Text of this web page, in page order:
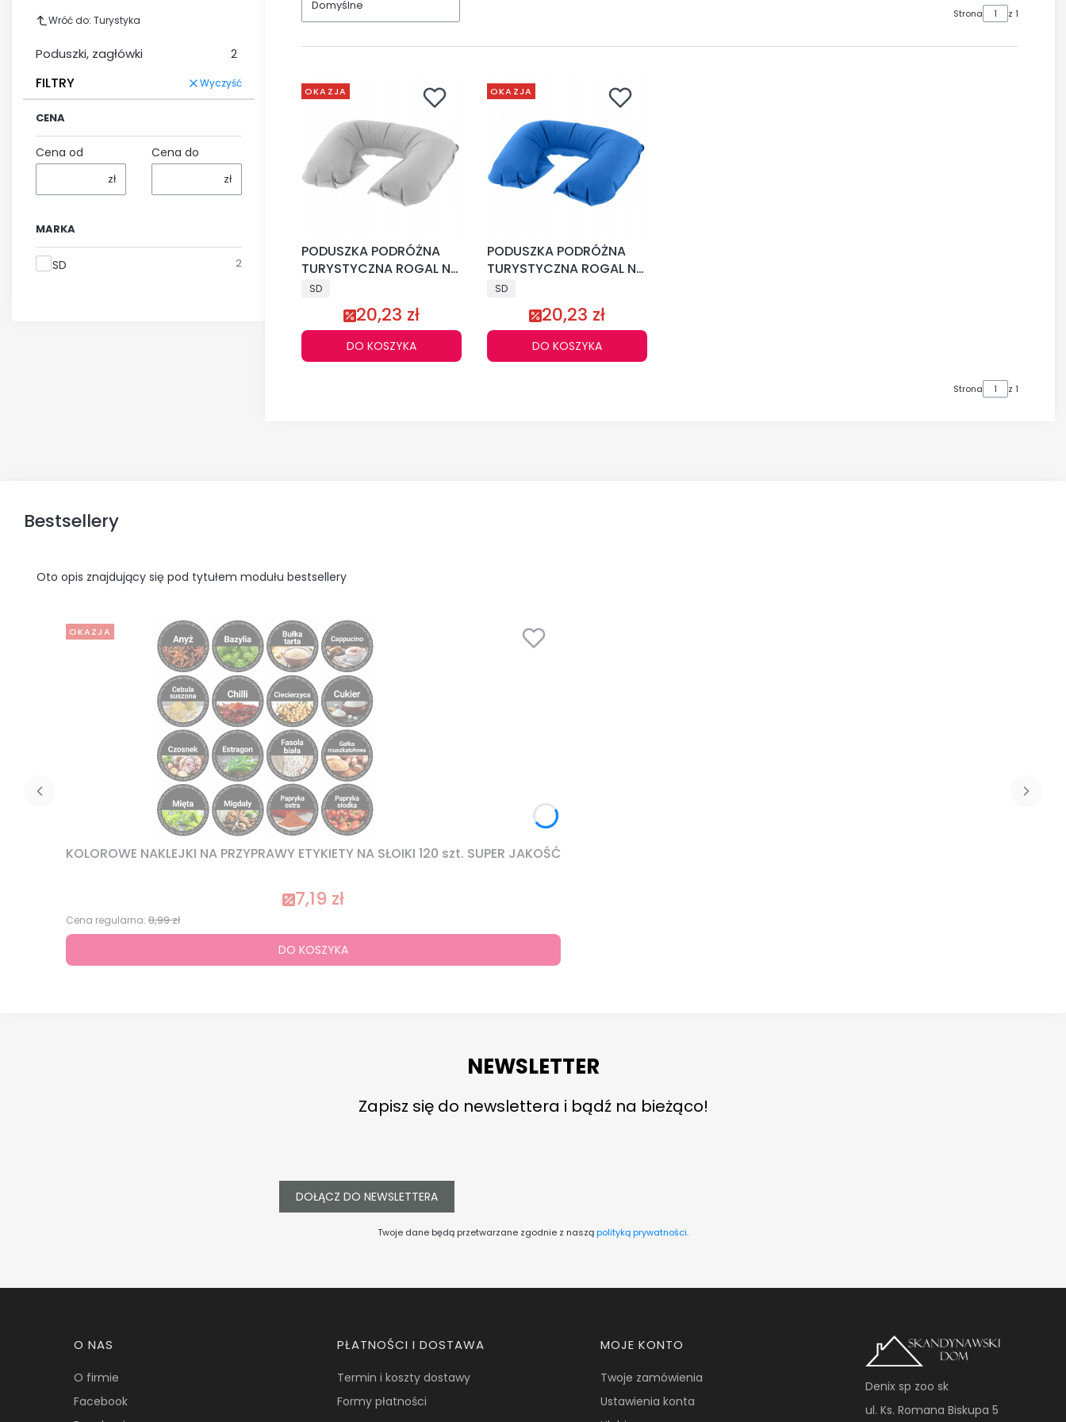
Wróć do: Turystyka
Poduszki, zagłówki 2
FILTRY Wyczyść
CENA
Cena od
zł
Cena do
zł
MARKA
Marka
SD 2
Domyślne
Strona z 1
OKAZJA
PODUSZKA PODRÓŻNA
TURYSTYCZNA ROGAL NA
SZYJE RELAX
SD
20,23 zł
DO KOSZYKA
OKAZJA
PODUSZKA PODRÓŻNA
TURYSTYCZNA ROGAL NA
SZYJE RELAX
SD
20,23 zł
DO KOSZYKA
Strona z 1
Bestsellery
Oto opis znajdujący się pod tytułem modułu bestsellery
OKAZJA
KOLOROWE NAKLEJKI NA PRZYPRAWY ETYKIETY NA SŁOIKI 120 szt. SUPER JAKOŚĆ
7,19 zł
Cena regularna: 8,99 zł
DO KOSZYKA
NEWSLETTER
Zapisz się do newslettera i bądź na bieżąco!
DOŁĄCZ DO NEWSLETTERA
Twoje dane będą przetwarzane zgodnie z nasząpolityką prywatności.
Linki w stopce
O NAS
O firmie
Facebook
PŁATNOŚCI I DOSTAWA
Termin i koszty dostawy
Formy płatności
MOJE KONTO
Twoje zamówienia
Ustawienia konta
Denix sp zoo sk
ul. Ks. Romana Biskupa 5